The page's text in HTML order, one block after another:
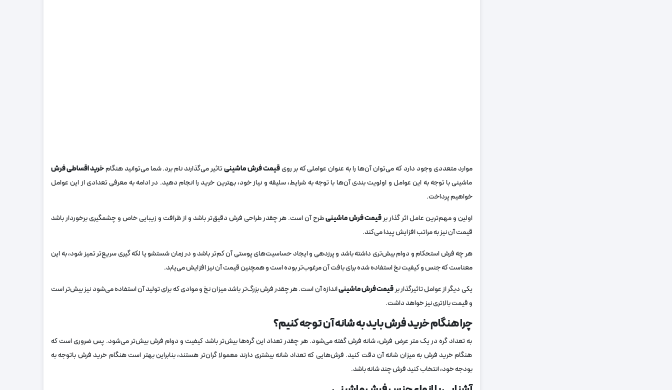
موارد متعددی وجود دارد که می‌توان آن‌ها را به عنوان عواملی که بر رویقیمت فرش ماشینیتاثیر می‌گذارند نام برد. شما می‌توانید هنگامخرید اقساطی فرش
ماشینی با توجه به این عوامل و اولویت بندی آن‌ها با توجه به شرایط، سلیقه و نیاز خود، بهترین خرید را انجام دهید. در ادامه به معرفی تعدادی از این عوامل
خواهیم پرداخت.
اولین و مهم‌ترین عامل اثر گذار برقیمت فرش ماشینیطرح آن است. هر چقدر طراحی فرش دقیق‌تر باشد و از ظرافت و زیبایی خاص و چشمگیری برخوردار باشد
قیمت آن نیز به مراتب افزایش پیدا می‌کند.
هر چه فرش استحکام و دوام بیش‌تری داشته باشد و پرزدهی و ایجاد حساسیت‌های پوستی آن کم‌تر باشد و در زمان شستشو یا لکه گیری سریع‌تر تمیز شود، به این
معناست که جنس و کیفیت نخ استفاده شده برای بافت آن مرغوب‌تر بوده است و همچنین قیمت آن نیز افزایش می‌یابد.
یکی دیگر از عوامل تاثیرگذار برقیمت فرش ماشینیاندازه آن است. هر چقدر فرش بزرگ‌تر باشد میزان نخ و موادی که برای تولید آن استفاده می‌شود نیز بیش‌تر است
و قیمت بالاتری نیز خواهد داشت.
چرا هنگام خرید فرش باید به شانه آن توجه کنیم؟
به تعداد گره در یک متر عرض فرش، شانه فرش گفته می‌شود. هر چقدر تعداد این گره‌ها بیش‌تر باشد کیفیت و دوام فرش بیش‌تر می‌شود. پس ضروری است که
هنگام خرید فرش به میزان شانه آن دقت کنید. فرش‌هایی که تعداد شانه بیشتری دارند معمولا گران‌تر هستند، بنابراین بهتر است هنگام خرید فرش باتوجه به
بودجه خود، انتخاب کنید فرش چند شانه باشد.